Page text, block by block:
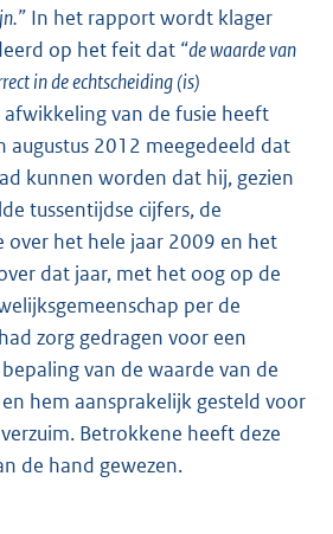
In het rapport wordt klager
op het feit dat “de waarde van
in de echtscheiding (is)
afwikkeling van de fusie heeft
augustus 2012 meegedeeld dat
kunnen worden dat hij, gezien
tussentijdse cijfers, de
over het hele jaar 2009 en het
dat jaar, met het oog op de
per de
zorg gedragen voor een
van de waarde van de
hem aansprakelijk gesteld voor
Betrokkene heeft deze
de hand gewezen.